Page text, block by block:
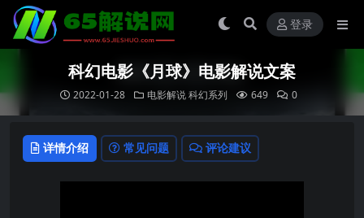
登录
科幻电影《月球》电影解说文案
2022-01-28 电影解说科幻系列 649 0
详情介绍 常见问题 评论建议